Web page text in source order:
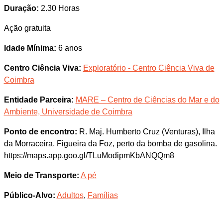
Duração: 2.30 Horas
Ação gratuita
Idade Mínima: 6 anos
Centro Ciência Viva: Exploratório - Centro Ciência Viva de
Coimbra
Entidade Parceira: MARE – Centro de Ciências do Mar e do
Ambiente, Universidade de Coimbra
Ponto de encontro: R. Maj. Humberto Cruz (Venturas), Ilha
da Morraceira, Figueira da Foz, perto da bomba de gasolina.
https://maps.app.goo.gl/TLuModipmKbANQQm8
Meio de Transporte: A pé
Público-Alvo: Adultos, Famílias